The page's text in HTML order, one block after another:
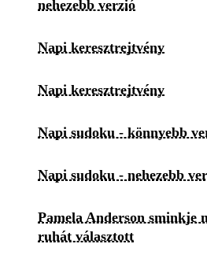
nehezebb verzió
Napi keresztrejtvény
Napi keresztrejtvény
Napi sudoku - könnyebb
Napi sudoku - nehezebb
Pamela Anderson sminkje
ruhát választott